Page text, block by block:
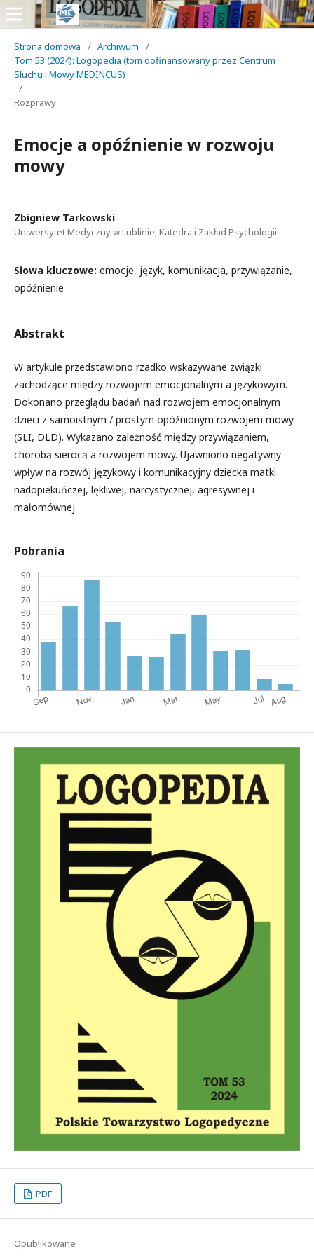
Strona domowa / Archiwum
/
Tom 53 (2024): Logopedia (tom dofinansowany przez Centrum
Słuchu i Mowy MEDINCUS)
/
Rozprawy
Emocje a opóźnienie w rozwoju
mowy
Zbigniew Tarkowski
Uniwersytet Medyczny w Lublinie, Katedra i Zakład Psychologii
Słowa kluczowe: emocje, język, komunikacja, przywiązanie,
opóźnienie
Abstrakt
W artykule przedstawiono rzadko wskazywane związki
zachodzące między rozwojem emocjonalnym a językowym.
Dokonano przeglądu badań nad rozwojem emocjonalnym
dzieci z samoistnym / prostym opóźnionym rozwojem mowy
(SLI, DLD). Wykazano zależność między przywiązaniem,
chorobą sierocą a rozwojem mowy. Ujawniono negatywny
wpływ na rozwój językowy i komunikacyjny dziecka matki
nadopiekuńczej, lękliwej, narcystycznej, agresywnej i
małomównej.
Pobrania
PDF
Opublikowane